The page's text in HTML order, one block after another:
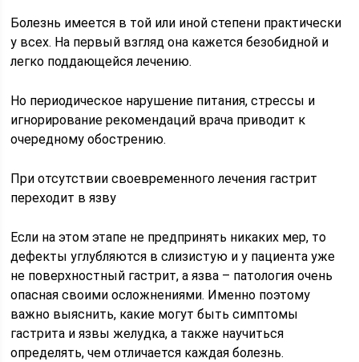
Болезнь имеется в той или иной степени практически
у всех. На первый взгляд она кажется безобидной и
легко поддающейся лечению.
Но периодическое нарушение питания, стрессы и
игнорирование рекомендаций врача приводит к
очередному обострению.
При отсутствии своевременного лечения гастрит
переходит в язву
Если на этом этапе не предпринять никаких мер, то
дефекты углубляются в слизистую и у пациента уже
не поверхностный гастрит, а язва – патология очень
опасная своими осложнениями. Именно поэтому
важно выяснить, какие могут быть симптомы
гастрита и язвы желудка, а также научиться
определять, чем отличается каждая болезнь.